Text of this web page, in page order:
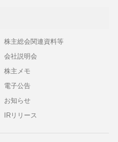
株主総会関連資料等
会社説明会
株主メモ
電子公告
お知らせ
IRリリース